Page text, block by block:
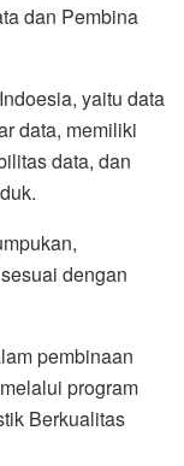
dan Pembina
yaitu data
data, memiliki
data, dan
dengan
pembinaan
program
Berkualitas